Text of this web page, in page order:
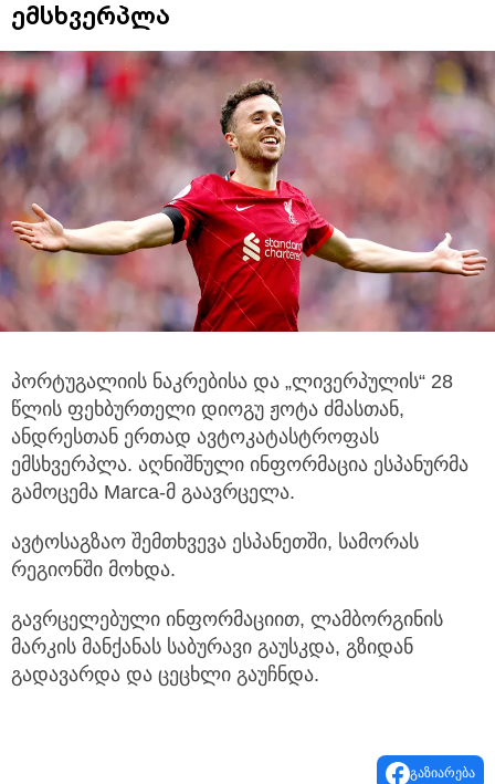
ემსხვერპლა
პორტუგალიის ნაკრებისა და „ლივერპულის“ 28
წლის ფეხბურთელი დიოგუ ჟოტა ძმასთან,
ანდრესთან ერთად ავტოკატასტროფას
ემსხვერპლა. აღნიშნული ინფორმაცია ესპანურმა
გამოცემა Marca-მ გაავრცელა.
ავტოსაგზაო შემთხვევა ესპანეთში, სამორას
რეგიონში მოხდა.
გავრცელებული ინფორმაციით, ლამბორგინის
მარკის მანქანას საბურავი გაუსკდა, გზიდან
გადავარდა და ცეცხლი გაუჩნდა.
გაზიარება